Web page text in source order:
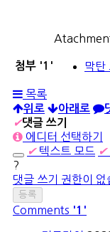
첨부 '1 ' 막탄
목록
위로 아래로
✔댓글 쓰기
에디터 선택하기
✔ 텍스트 모드 ✔
?
댓글 쓰기 권한이
Comments '1'